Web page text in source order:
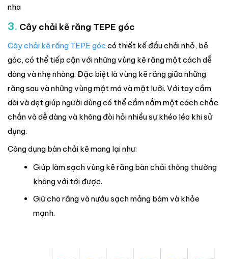
nha
3. Cây chải kẽ răng TEPE góc
Cây chải kẽ răng TEPE góc có thiết kế đầu chải nhỏ, bẻ
góc, có thể tiếp cận với những vùng kẽ răng một cách dễ
dàng và nhẹ nhàng. Đặc biệt là vùng kẽ răng giữa những
răng sau và những vùng mặt má và mặt lưỡi. Với tay cầm
dài và dẹt giúp người dùng có thể cầm nắm một cách chắc
chắn và dễ dàng và không đòi hỏi nhiều sự khéo léo khi sử
dụng.
Công dụng bàn chải kẽ mang lại như:
Giúp làm sạch vùng kẽ răng bàn chải thông thường
không với tới được.
Giữ cho răng và nướu sạch mảng bám và khỏe
mạnh.